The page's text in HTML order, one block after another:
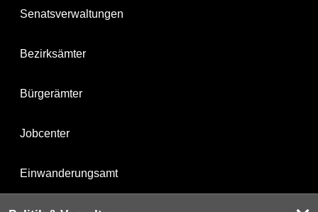
Senatsverwaltungen
Bezirksämter
Bürgerämter
Jobcenter
Einwanderungsamt